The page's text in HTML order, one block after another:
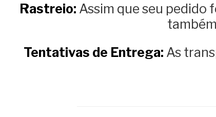
Rastreio: Assim que seu pedido
Tentativas de Entrega: As